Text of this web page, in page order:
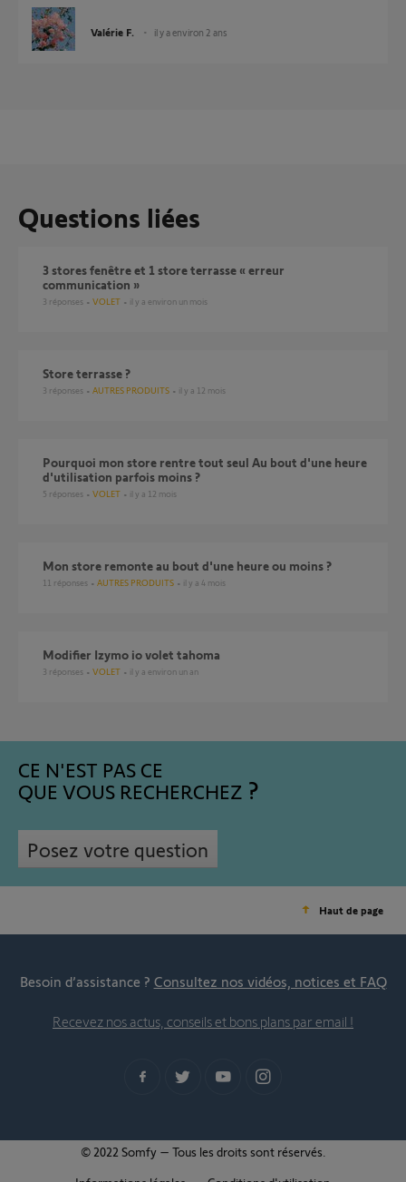
Valérie F. il y a environ 2 ans
Questions liées
3 stores fenêtre et 1 store terrasse « erreur
communication »
3 réponses VOLET il y a environ un mois
store terrasse ?
3 réponses AUTRES PRODUITS il y a 12 mois
Pourquoi mon store rentre tout seul Au bout d'une heure
d'utilisation parfois moins ?
5 réponses VOLET il y a 12 mois
Mon store remonte au bout d'une heure ou moins ?
11 réponses AUTRES PRODUITS il y a 4 mois
Modifier Izymo io volet tahoma
3 réponses VOLET il y a environ un an
CE N'EST PAS CE
QUE VOUS RECHERCHEZ
Posez votre question
Haut de page
Besoin d’assistance ? Consultez nos vidéos, notices et FAQ
Recevez nos actus, conseils et bons plans par email !
© 2022 Somfy – Tous les droits sont réservés.